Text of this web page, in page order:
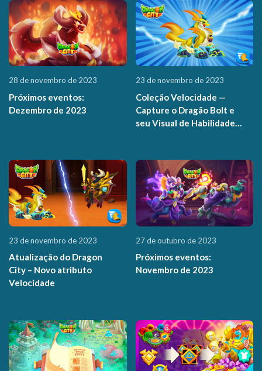
28 de novembro de 2023
Próximos eventos:
Dezembro de 2023
23 de novembro de 2023
Coleção Velocidade —
Capture o Dragão Bolt e
seu Visual de Habilidade
23 de novembro de 2023
Atualização do Dragon
City – Novo atributo
Velocidade
27 de outubro de 2023
Próximos eventos:
Novembro de 2023